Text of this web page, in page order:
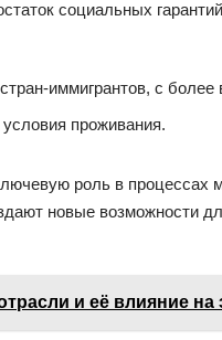
социальных
иммигрантов, с
проживания.
роль в процессах
новые возможности
и её влияние на